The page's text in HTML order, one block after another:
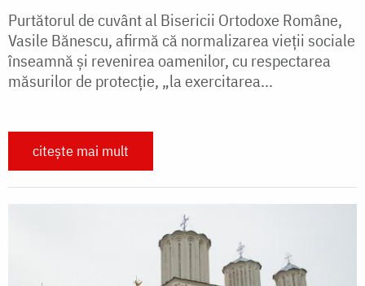
Purtătorul de cuvânt al Bisericii Ortodoxe Române,
Vasile Bănescu, afirmă că normalizarea vieții sociale
înseamnă și revenirea oamenilor, cu respectarea
măsurilor de protecție, „la exercitarea...
citește mai mult